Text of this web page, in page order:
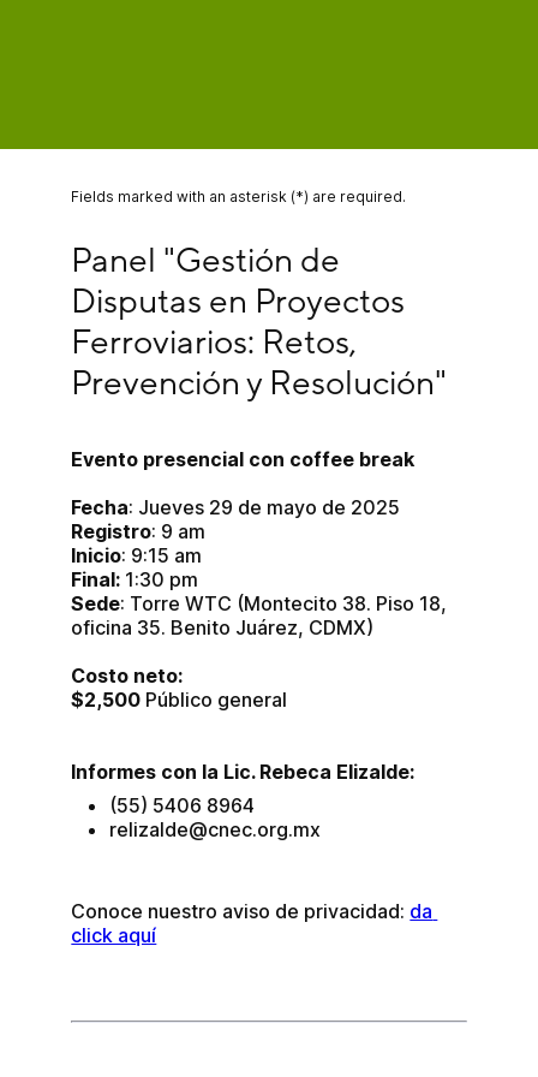
Fields marked with an asterisk (*) are required.
Panel "Gestión de
Disputas en Proyectos
Ferroviarios: Retos,
Prevención y Resolución"
Evento presencial con coffee break
Fecha: Jueves 29 de mayo de 2025
Registro: 9 am
Inicio: 9:15 am
Final: 1:30 pm
Sede: Torre WTC (Montecito 38. Piso 18,
oficina 35. Benito Juárez, CDMX)
Costo neto:
$2,500 Público general
Informes con la Lic. Rebeca Elizalde:
(55) 5406 8964
relizalde@cnec.org.mx
Conoce nuestro aviso de privacidad: da
click aquí